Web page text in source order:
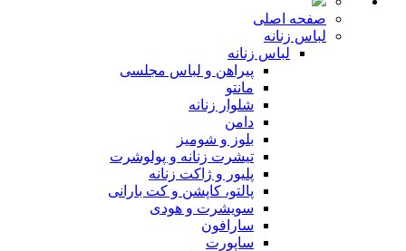
صفحه اصلی
لباس زنانه
لباس زنانه
پیراهن و لباس مجلسی
مانتو
شلوار زنانه
دامن
بلوز و شومیز
تیشرت زنانه و پولوشرت
پلیور و ژاکت زنانه
پالتو، کاپشن و کت بارانی
سویشرت و هودی
سارافون
ساپورت